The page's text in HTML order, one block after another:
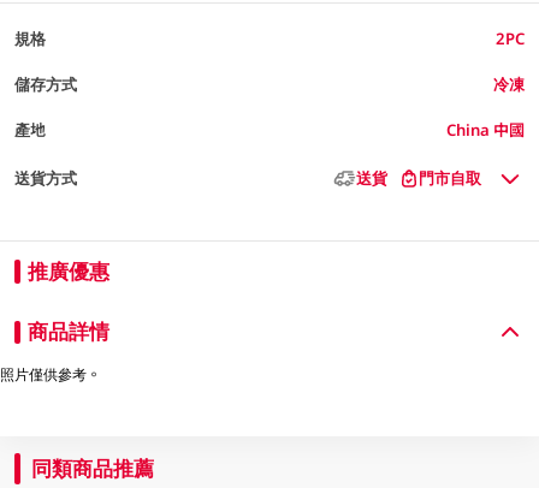
規格 2PC
儲存方式 冷凍
產地 China 中國
送貨方式 送貨 門市自取
推廣優惠
商品詳情
照片僅供參考。
同類商品推薦